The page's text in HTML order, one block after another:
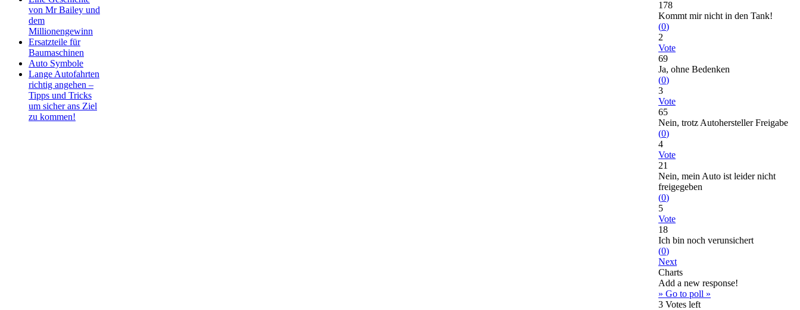
von Mr Bailey und
dem
Millionengewinn
Ersatzteile für
Baumaschinen
Auto Symbole
Lange Autofahrten
richtig angehen –
Tipps und Tricks
um sicher ans Ziel
zu kommen!
178
Kommt mir nicht in den Tank!
(0)
2
Vote
69
Ja, ohne Bedenken
(0)
3
Vote
65
Nein, trotz Autohersteller Freigabe
(0)
4
Vote
21
Nein, mein Auto ist leider nicht
freigegeben
(0)
5
Vote
18
Ich bin noch verunsichert
(0)
Next
Charts
Add a new response!
» Go to poll »
3 Votes left